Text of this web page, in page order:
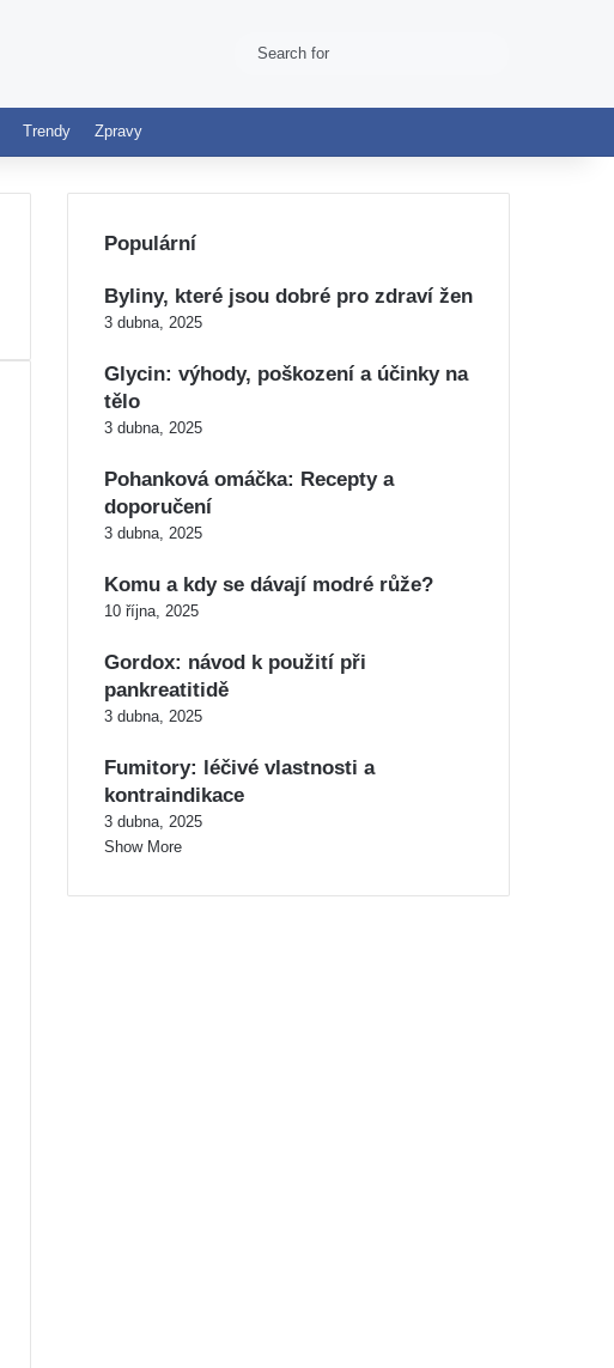
Switch skin
Trendy Zpravy
Populární
Byliny, které jsou dobré pro zdraví žen
3 dubna, 2025
Glycin: výhody, poškození a účinky na
tělo
3 dubna, 2025
Pohanková omáčka: Recepty a
doporučení
3 dubna, 2025
Komu a kdy se dávají modré růže?
10 října, 2025
Gordox: návod k použití při
pankreatitidě
3 dubna, 2025
Fumitory: léčivé vlastnosti a
kontraindikace
3 dubna, 2025
Show More